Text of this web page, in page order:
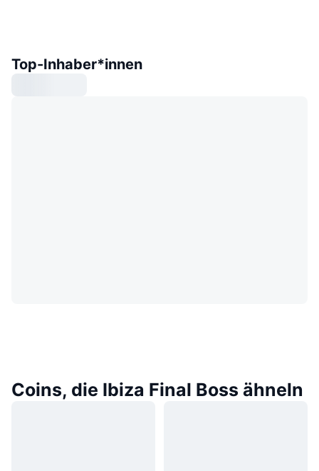
Top-Inhaber*innen
Coins, die Ibiza Final Boss ähneln